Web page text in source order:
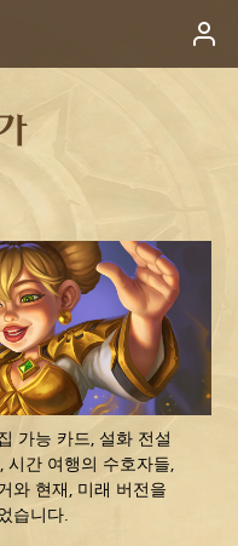
가능 카드, 설화 전설
간 여행의 수호자들,
와 현재, 미래 버전을
습니다.